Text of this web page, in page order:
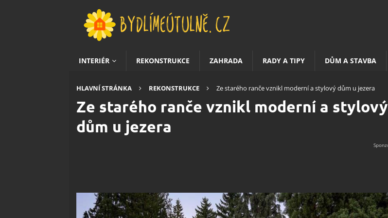
INTERIÉR REKONSTRUKCE ZAHRADA RADY A TIPY DŮM A STAVBA
HLAVNÍ STRÁNKA REKONSTRUKCE Ze starého ranče vznikl moderní a stylový dům u jezera
Ze starého ranče vznikl moderní a stylový
dům u jezera